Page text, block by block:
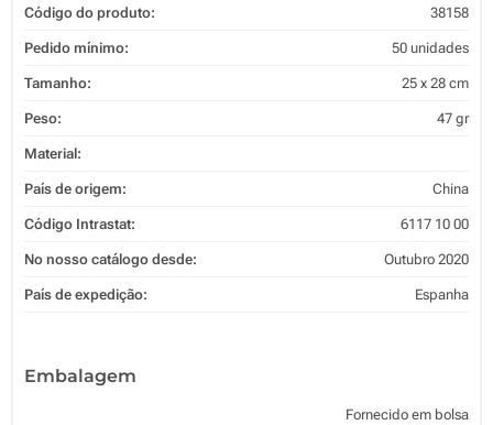
Código do produto: 38158
Pedido mínimo: 50 unidades
Tamanho: 25 x 28 cm
Peso: 47 gr
Material:
País de origem: China
Código Intrastat: 6117 10 00
No nosso catálogo desde: Outubro 2020
País de expedição: Espanha
Embalagem
Fornecido em bolsa